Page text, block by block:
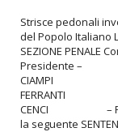
Strisce pedonali
del Popolo Italiano
SEZIONE
Presidente –
CIAMPI UP –
FERRANTI
CENCI –
la seguente